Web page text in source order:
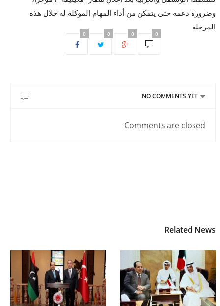
وضرورة دعمه حتى يتمكن من أداء المهام الموكلة له خلال هذه
المرحلة
0 0 0 0
NO COMMENTS YET
Comments are closed
Related News